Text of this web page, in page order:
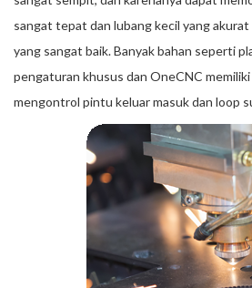
sangat tepat dan lubang kecil yang
yang sangat baik. Banyak bahan seperti
pengaturan khusus dan OneCNC
mengontrol pintu keluar masuk dan loop